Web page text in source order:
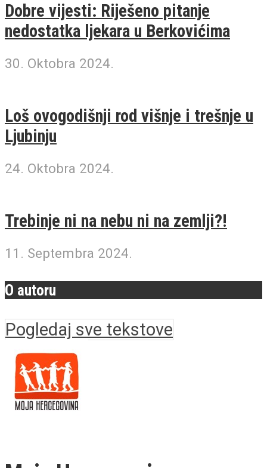
Dobre vijesti: Riješeno pitanje
nedostatka ljekara u Berkovićima
30. Oktobra 2024.
Loš ovogodišnji rod višnje i trešnje u
Ljubinju
24. Oktobra 2024.
Trebinje ni na nebu ni na zemlji?!
11. Septembra 2024.
O autoru
Pogledaj sve tekstove